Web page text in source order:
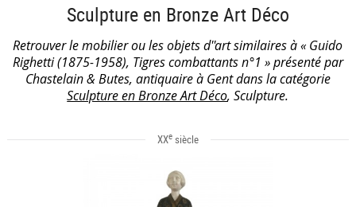
Sculpture en Bronze Art Déco
Retrouver le mobilier ou les objets d''art similaires à « Guido
Righetti (1875-1958), Tigres combattants n°1 » présenté par
Chastelain & Butes, antiquaire à Gent dans la catégorie
Sculpture en Bronze Art Déco, Sculpture.
XXesiècle